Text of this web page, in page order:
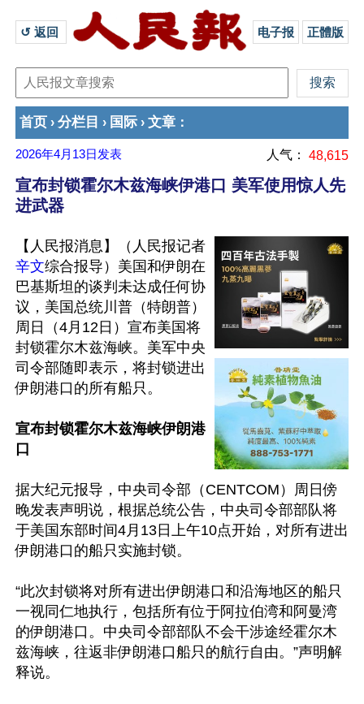
↺ 返回 电子报 正體版
首页 › 分栏目 › 国际 › 文章 ：
2026年4月13日 发表 人气： 48,615
宣布封锁霍尔木兹海峡伊港口 美军使用惊人先
进武器
【人民报消息】（人民报记者
辛文综合报导）美国和伊朗在
巴基斯坦的谈判未达成任何协
议，美国总统川普（特朗普）
周日（4月12日）宣布美国将
封锁霍尔木兹海峡。美军中央
司令部随即表示，将封锁进出
伊朗港口的所有船只。
宣布封锁霍尔木兹海峡伊朗港
口
据大纪元报导，中央司令部（CENTCOM）周日傍
晚发表声明说，根据总统公告，中央司令部部队将
于美国东部时间4月13日上午10点开始，对所有进出
伊朗港口的船只实施封锁。
“此次封锁将对所有进出伊朗港口和沿海地区的船只
一视同仁地执行，包括所有位于阿拉伯湾和阿曼湾
的伊朗港口。中央司令部部队不会干涉途经霍尔木
兹海峡，往返非伊朗港口船只的航行自由。”声明解
释说。